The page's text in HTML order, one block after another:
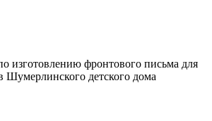
изготовлению фронтового письма для
Шумерлинского детского дома